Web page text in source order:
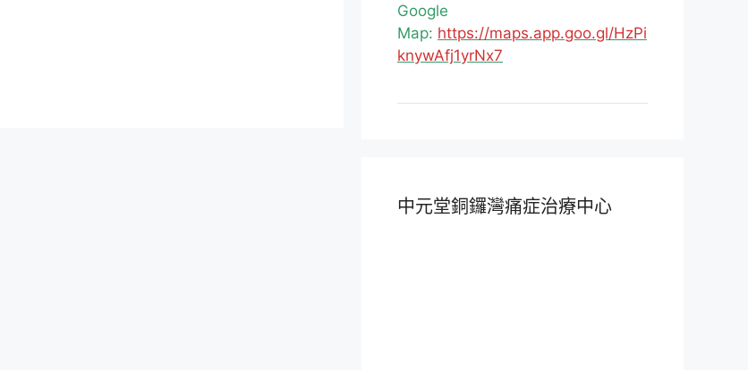
Google
Map: https://maps.app.goo.gl/HzPi
knywAfj1yrNx7
中元堂銅鑼灣痛症治療中心